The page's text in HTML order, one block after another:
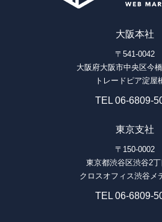
大阪本社
〒541-0042
大阪府大阪市中央区今
トレードピア淀屋
TEL 06-6809-
東京支社
〒150-0002
東京都渋谷区渋谷2
クロスオフィス渋谷メ
TEL 06-6809-